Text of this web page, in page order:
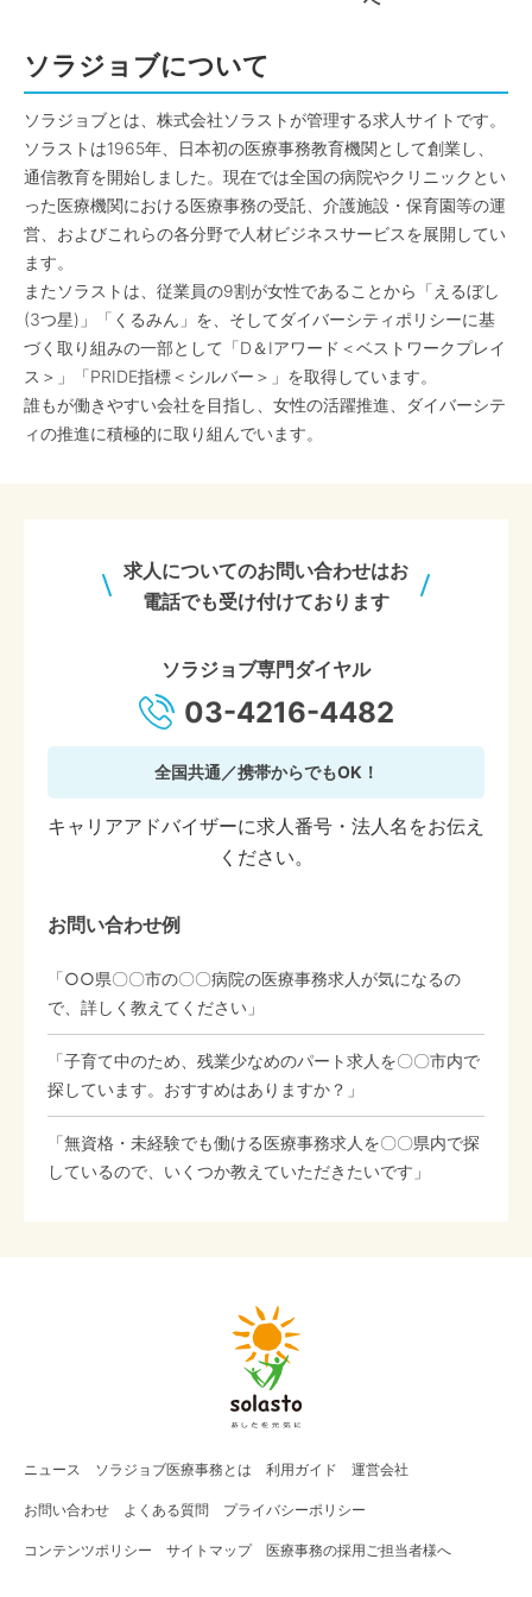
ソラジョブについて
ソラジョブとは、株式会社ソラストが管理する求人サイトです。
ソラストは1965年、日本初の医療事務教育機関として創業し、
通信教育を開始しました。現在では全国の病院やクリニックとい
った医療機関における医療事務の受託、介護施設・保育園等の運
営、およびこれらの各分野で人材ビジネスサービスを展開してい
ます。
またソラストは、従業員の9割が女性であることから「えるぼし
(3つ星)」「くるみん」を、そしてダイバーシティポリシーに基
づく取り組みの一部として「D＆Iアワード＜ベストワークプレイ
ス＞」「PRIDE指標＜シルバー＞」を取得しています。
誰もが働きやすい会社を目指し、女性の活躍推進、ダイバーシテ
ィの推進に積極的に取り組んでいます。
求人についてのお問い合わせはお
電話でも受け付けております
ソラジョブ専門ダイヤル
03-4216-4482
全国共通／携帯からでもOK！
キャリアアドバイザーに求人番号・法人名をお伝え
ください。
お問い合わせ例
「○○県〇〇市の〇〇病院の医療事務求人が気になるの
で、詳しく教えてください」
「子育て中のため、残業少なめのパート求人を〇〇市内で
探しています。おすすめはありますか？」
「無資格・未経験でも働ける医療事務求人を〇〇県内で探
しているので、いくつか教えていただきたいです」
ニュース ソラジョブ医療事務 とは 利用ガイド 運営会社
お問い合わせ よくある質問 プライバシーポリシー
コンテンツポリシー サイトマップ 医療事務の採用ご担当者様へ